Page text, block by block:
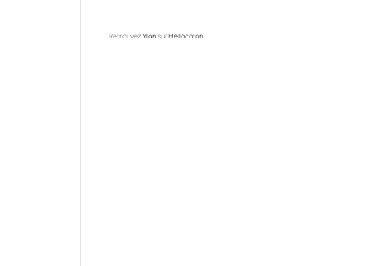
Retrouvez Ylansur Hellocoton